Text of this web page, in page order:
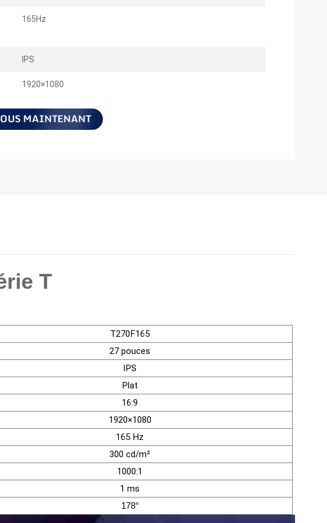
165Hz
IPS
1920×1080
MAINTENANT
T
T270F165
27 pouces
IPS
Plat
16:9
1920×1080
165 Hz
300 cd/m²
1000:1
1 ms
178°